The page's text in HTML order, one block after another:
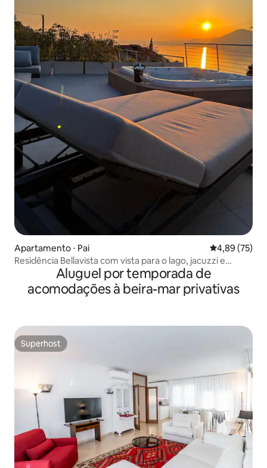
Apartamento ⋅ Pai 4,89 de uma
4,89 (75)
Residência Bellavista com vista para o lago, jacuzzi e
Aluguel por temporada de
acomodações à beira-mar privativas
Superhost
Superhost